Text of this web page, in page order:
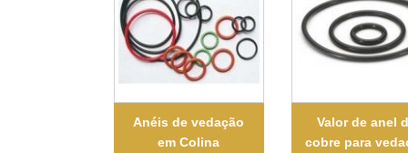
Anéis de vedação
em Colina
Valor de anel
cobre para